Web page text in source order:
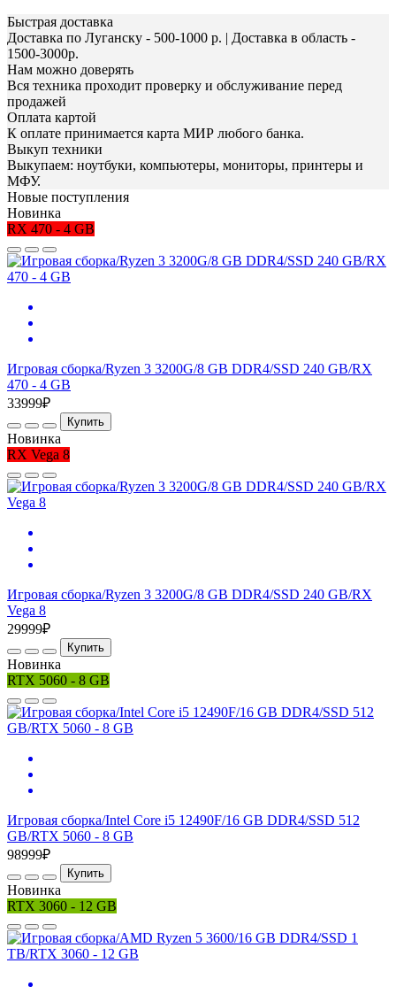
Быстрая доставка
Доставка по Луганску - 500-1000 р. | Доставка в область -
1500-3000р.
Нам можно доверять
Вся техника проходит проверку и обслуживание перед
продажей
Оплата картой
К оплате принимается карта МИР любого банка.
Выкуп техники
Выкупаем: ноутбуки, компьютеры, мониторы, принтеры и
МФУ.
Новые поступления
Новинка
RX 470 - 4 GB
Игровая сборка/Ryzen 3 3200G/8 GB DDR4/SSD 240 GB/RX
470 - 4 GB
33999₽
Купить
Новинка
RX Vega 8
Игровая сборка/Ryzen 3 3200G/8 GB DDR4/SSD 240 GB/RX
Vega 8
29999₽
Купить
Новинка
RTX 5060 - 8 GB
Игровая сборка/Intel Core i5 12490F/16 GB DDR4/SSD 512
GB/RTX 5060 - 8 GB
98999₽
Купить
Новинка
RTX 3060 - 12 GB